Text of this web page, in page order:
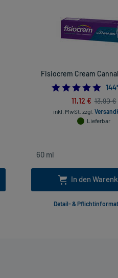
Fisiocrem Cream
144
11,12 € 13,90 €
inkl. MwSt. zzgl.
Lieferbar
In den
Detail- &